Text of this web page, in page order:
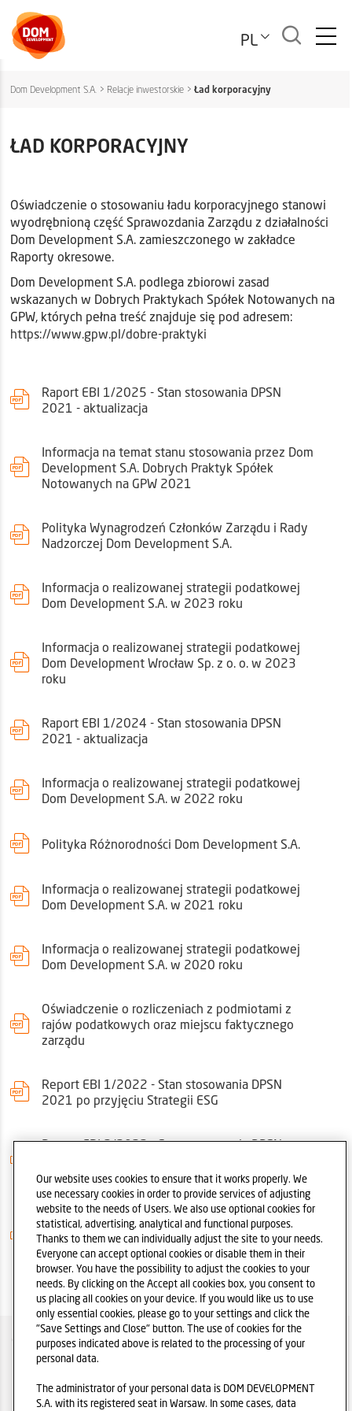
Dom Development S.A. > Relacje inwestorskie >Ład korporacyjny
ŁAD KORPORACYJNY
Oświadczenie o stosowaniu ładu korporacyjnego stanowi
wyodrębnioną część Sprawozdania Zarządu z działalności
Dom Development S.A. zamieszczonego w zakładce
Raporty okresowe.
Dom Development S.A. podlega zbiorowi zasad
wskazanych w Dobrych Praktykach Spółek Notowanych na
GPW, których pełna treść znajduje się pod adresem:
https://www.gpw.pl/dobre-praktyki
Raport EBI 1/2025 - Stan stosowania DPSN
2021 - aktualizacja
Informacja na temat stanu stosowania przez Dom
Development S.A. Dobrych Praktyk Spółek
Notowanych na GPW 2021
Polityka Wynagrodzeń Członków Zarządu i Rady
Nadzorczej Dom Development S.A.
Informacja o realizowanej strategii podatkowej
Dom Development S.A. w 2023 roku
Informacja o realizowanej strategii podatkowej
Dom Development Wrocław Sp. z o. o. w 2023
roku
Raport EBI 1/2024 - Stan stosowania DPSN
2021 - aktualizacja
Informacja o realizowanej strategii podatkowej
Dom Development S.A. w 2022 roku
Polityka Różnorodności Dom Development S.A.
Informacja o realizowanej strategii podatkowej
Dom Development S.A. w 2021 roku
Informacja o realizowanej strategii podatkowej
Dom Development S.A. w 2020 roku
Oświadczenie o rozliczeniach z podmiotami z
rajów podatkowych oraz miejscu faktycznego
zarządu
Report EBI 1/2022 - Stan stosowania DPSN
2021 po przyjęciu Strategii ESG
Report EBI 2/2022 - Stan stosowania DPSN
Komitetów Rady Nadzorczej)
Report EBI 3/2022 - Stan stosowania DPSN
2021 po przyjęciu przez NWZA Polityki
Różnorodności
O SPÓŁCE
POLITYKA IR
POLITYKA PRYWATNOŚCI
PL
Our website uses cookies to ensure that it works properly. We
use necessary cookies in order to provide services of adjusting
website to the needs of Users. We also use optional cookies for
statistical, advertising, analytical and functional purposes.
Thanks to them we can individually adjust the site to your needs.
Everyone can accept optional cookies or disable them in their
browser. You have the possibility to adjust the cookies to your
needs. By clicking on the Accept all cookies box, you consent to
us placing all cookies on your device. If you would like us to use
only essential cookies, please go to your settings and click the
"Save Settings and Close" button. The use of cookies for the
purposes indicated above is related to the processing of your
personal data.
The administrator of your personal data is DOM DEVELOPMENT
S.A. with its registered seat in Warsaw. In some cases, data